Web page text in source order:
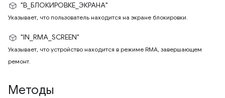
"В_БЛОКИРОВКЕ_ЭКРАНА"
Указывает, что пользователь находится на экране блокировки.
"IN_RMA_SCREEN"
Указывает, что устройство находится в режиме RMA, завершающем
ремонт.
Методы